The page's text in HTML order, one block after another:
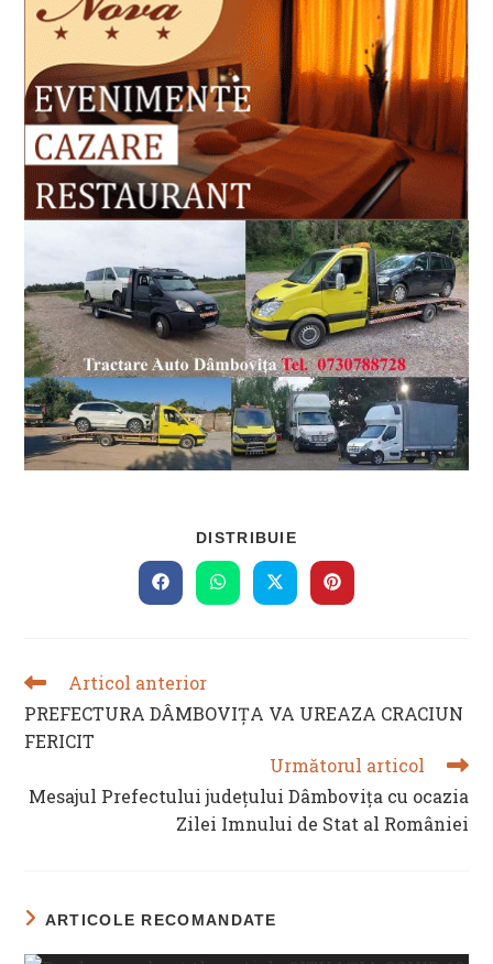
DISTRIBUIE
THIS
CONTENT
Opens
in
Opens
in
Opens
in
Opens
in
READ
ARTICLES
Articol anterior
PREFECTURA DÂMBOVIȚA VA UREAZA CRACIUN
FERICIT
Următorul articol
Mesajul Prefectului județului Dâmbovița cu ocazia
Zilei Imnului de Stat al României
ARTICOLE RECOMANDATE